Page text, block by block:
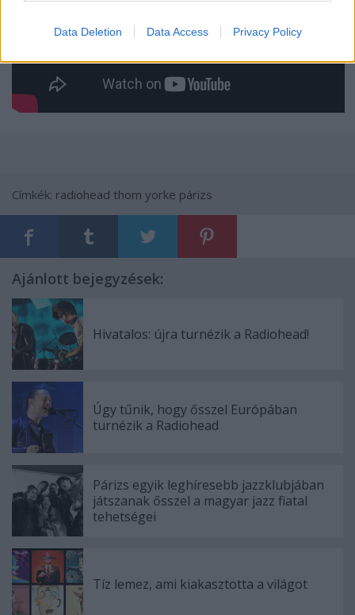
Data Deletion Data Access Privacy Policy
Címkék: radiohead thom yorke párizs
Ajánlott bejegyzések:
Hivatalos: újra turnézik a Radiohead!
Úgy tűnik, hogy ősszel Európában
turnézik a Radiohead
Párizs egyik leghíresebb jazzklubjában
játszanak ősszel a magyar jazz fiatal
tehetségei
Tíz lemez, ami kiakasztotta a világot